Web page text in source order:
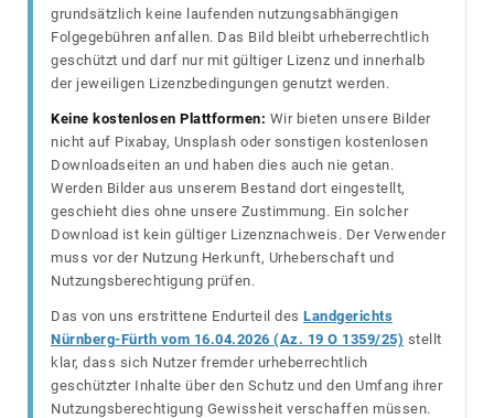
grundsätzlich keine laufenden nutzungsabhängigen
Folgegebühren anfallen. Das Bild bleibt urheberrechtlich
geschützt und darf nur mit gültiger Lizenz und innerhalb
der jeweiligen Lizenzbedingungen genutzt werden.
Keine kostenlosen Plattformen: Wir bieten unsere Bilder
nicht auf Pixabay, Unsplash oder sonstigen kostenlosen
Downloadseiten an und haben dies auch nie getan.
Werden Bilder aus unserem Bestand dort eingestellt,
geschieht dies ohne unsere Zustimmung. Ein solcher
Download ist kein gültiger Lizenznachweis. Der Verwender
muss vor der Nutzung Herkunft, Urheberschaft und
Nutzungsberechtigung prüfen.
Das von uns erstrittene Endurteil des Landgerichts
Nürnberg-Fürth vom 16.04.2026 (Az. 19 O 1359/25) stellt
klar, dass sich Nutzer fremder urheberrechtlich
geschützter Inhalte über den Schutz und den Umfang ihrer
Nutzungsberechtigung Gewissheit verschaffen müssen.